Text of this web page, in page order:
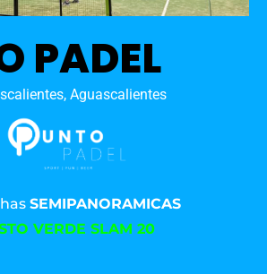
PADEL
Aguascalientes
SEMIPANORAMICAS
VERDE SLAM 20